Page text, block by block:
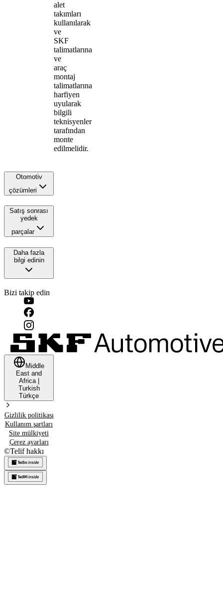
alet
takımları
kullanılarak
ve
SKF
talimatlarına
ve
araç
montaj
talimatlarına
harfiyen
uyularak
bilgili
teknisyenler
tarafından
monte
edilmelidir.
Otomotiv
çözümleri
Satış sonrası
yedek
parçalar
Daha fazla
bilgi edinin
Bizi takip edin
Middle
East and
Africa|
Turkish
Türkçe
Gizlilik politikası
Kullanım şartları
Site mülkiyeti
Çerez ayarları
©Telif hakkı